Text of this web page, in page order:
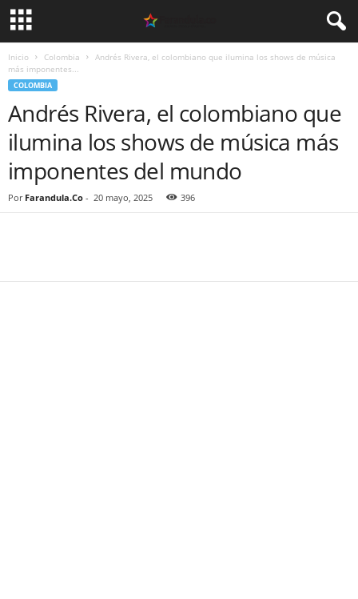
Inicio Colombia
Andrés Rivera, el colombiano que ilumina los shows de música
más imponentes...
COLOMBIA
Andrés Rivera, el colombiano que
ilumina los shows de música más
imponentes del mundo
Por Farandula.Co - 20 mayo, 2025 396